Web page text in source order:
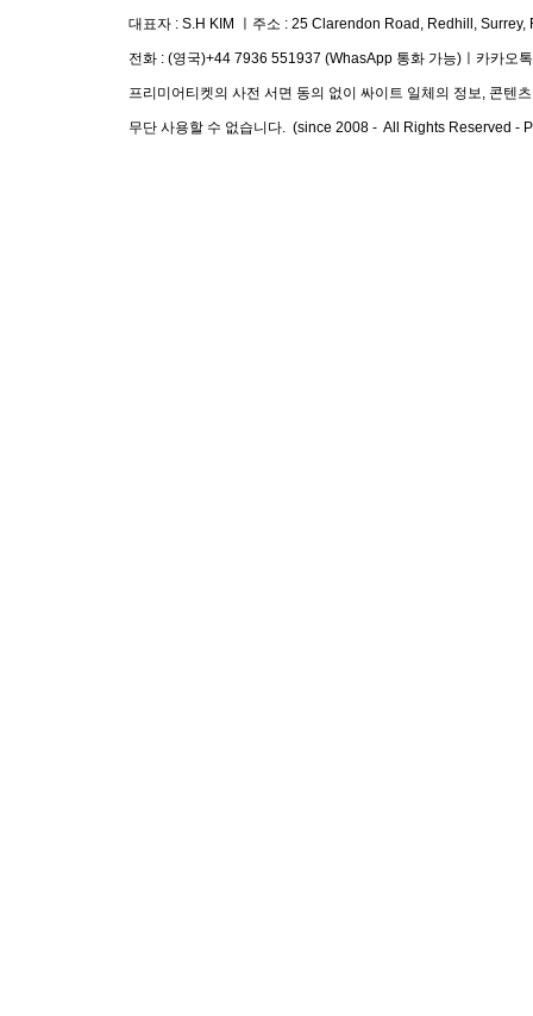
대표자 : S.H KIM ㅣ주소 : 25 Clarendon Road, Redhill, Surrey,
전화 : (영국)+44 7936 551937 (WhasApp 통화 가능) 카카오
프리미어티켓의 사전 서면 동의 없이 싸이트 일체의 정보, 콘텐
무단 사용할 수 없습니다. (since 2008 - All Rights Reserved -